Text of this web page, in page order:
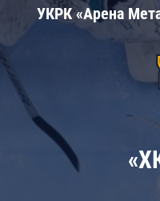
УКРК «Арена